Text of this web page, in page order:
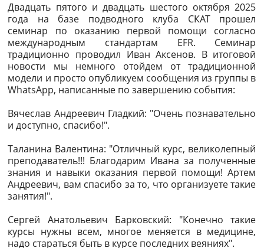
Двадцать пятого и двадцать шестого октября 2025
года на базе подводного клуба СКАТ прошел
семинар по оказанию первой помощи согласно
международным стандартам EFR. Семинар
традиционно проводил Иван Аксенов. В итоговой
новости мы немного отойдем от традиционной
модели и просто опубликуем сообщения из группы в
WhatsApp, написанные по завершению события:
Вячеслав Андреевич Гладкий: "Очень познавательно
и доступно, спасибо!".
Таланина Валентина: "Отличный курс, великолепный
преподаватель!!! Благодарим Ивана за полученные
знания и навыки оказания первой помощи! Артем
Андреевич, вам спасибо за то, что организуете такие
занятия!".
Сергей Анатольевич Барковский: "Конечно такие
курсы нужны всем, многое меняется в медицине,
надо стараться быть в курсе последних веяниях".